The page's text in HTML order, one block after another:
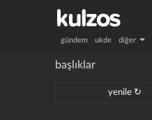
gündem ukde diğer
başlıklar
yenile ↻